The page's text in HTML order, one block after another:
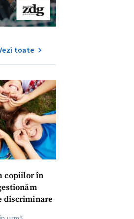
toate
copiilor în
discriminare